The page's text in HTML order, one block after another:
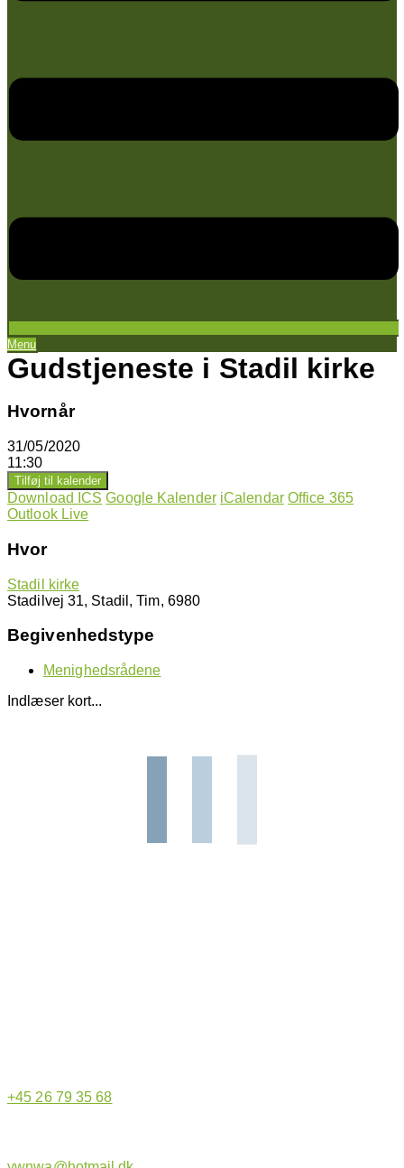
Menu
Gudstjeneste i Stadil kirke
Hvornår
31/05/2020
11:30
Tilføj til kalender
Download ICS Google Kalender iCalendar Office 365
Outlook Live
Hvor
Stadil kirke
Stadilvej 31, Stadil, Tim, 6980
Begivenhedstype
Menighedsrådene
Indlæser kort...
+45 26 79 35 68